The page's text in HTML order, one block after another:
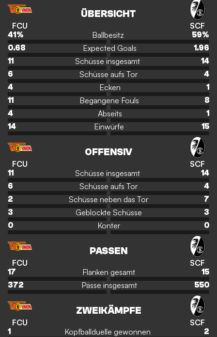
FCU
ÜBERSICHT
SCF
41 % Ballbesitz 59%
0.68
Expected Goals
1.96
11
Schüsse insgesamt
14
6
Schüsse aufs Tor
4
4
Ecken
1
11
Begangene Fouls
8
4
Abseits
1
14
Einwürfe 15
FCU
OFFENSIV
SCF
11 Schüsse insgesamt
14
6
Schüsse aufs Tor
4
2
Schüsse neben das Tor
7
3
Geblockte Schüsse
3
0
Konter 0
FCU
PASSEN
SCF
17 Flanken gesamt
15
372
Pässe insgesamt 550
FCU
ZWEIKÄMPFE
SCF
1 Kopfballduelle gewonnen 2